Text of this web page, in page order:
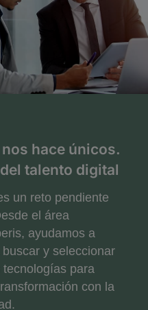
hace únicos.
talento digital
un reto pendiente
el área
ayudamos a
y seleccionar
para
con la